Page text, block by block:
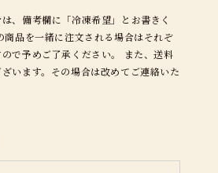
、備考欄に「冷凍希望」とお書きく
商品を一緒に注文される場合はそれぞ
で予めご了承ください。 また、送料
います。その場合は改めてご連絡いた